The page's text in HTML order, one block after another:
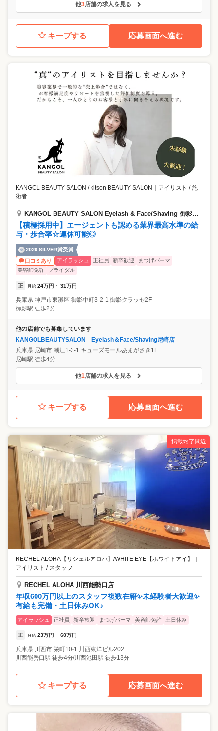
他3店舗の求人を見る
キープする 応募画面へ進む
KANGOL BEAUTY SALON / kitson BEAUTY SALON
アイリスト / 施
術者
KANGOL BEAUTY SALON Eyelash & Face/Shaving 御影クラッセ店
【積極採用中】エージェントも認める業界最高水準の給
与・歩合率☆連休可能◎
2026 SILVER賞受賞
口コミあり
アイラッシュ 正社員 新卒歓迎
まつげパーマ
美容師免許
ブライダル
正 月給 24万円 ~ 31万円
兵庫県 神戸市東灘区 御影中町3-2-1 御影クラッセ2F
御影駅 徒歩2分
他の店舗でも募集しています
KANGOLBEAUTYSALON Eyelash＆Face/Shaving尼崎店
兵庫県 尼崎市 潮江1-3-1 キューズモールあまがさき1F
尼崎駅 徒歩4分
他1店舗の求人を見る
キープする 応募画面へ進む
掲載終了間近
RECHEL ALOHA【リシェルアロハ】/WHITE EYE【ホワイトアイ】
アイリスト / スタッフ
RECHEL ALOHA 川西能勢口店
年収600万円以上のスタッフ複数在籍✨未経験者大歓迎✨
有給も完備・土日休みOK♪
アイラッシュ 正社員 新卒歓迎 まつげパーマ 美容師免許 土日休み
正 月給 23万円 ~ 60万円
兵庫県 川西市 栄町10-1 川西東洋ビル202
川西能勢口駅 徒歩4分/川西池田駅 徒歩13分
キープする 応募画面へ進む